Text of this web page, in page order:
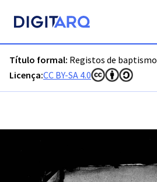
Título formal: Registos de baptismo
Licença:CC BY-SA 4.0